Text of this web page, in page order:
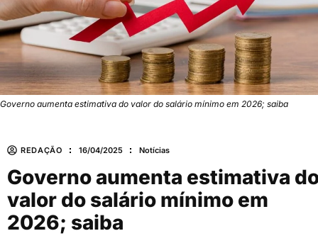
Governo aumenta estimativa do valor do salário mínimo em 2026; saiba
REDAÇÃO 16/04/2025 Notícias
Governo aumenta estimativa
valor do salário mínimo em
2026; saiba